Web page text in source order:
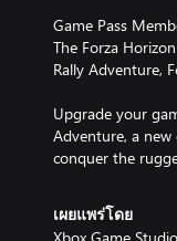
Game Pass
The Forza
Rally Adventure,
Upgrade your
Adventure, a
conquer the
เผยแพร่โดย